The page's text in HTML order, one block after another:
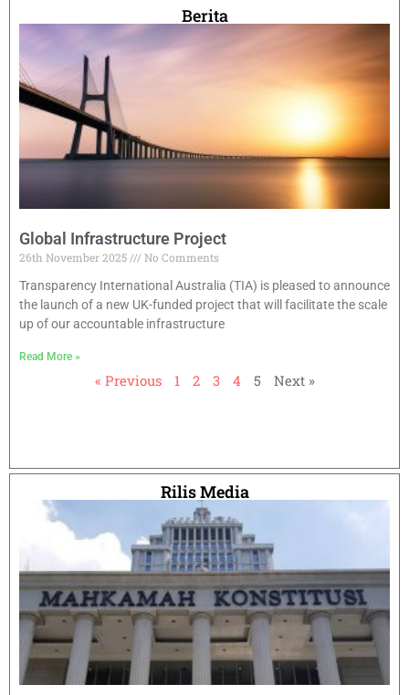
Berita
Global Infrastructure Project
26th November 2025
No Comments
Transparency International Australia (TIA) is pleased to announce
the launch of a new UK-funded project that will facilitate the scale
up of our accountable infrastructure
Read More »
« Previous 1 2 3 4 5 Next »
Rilis Media